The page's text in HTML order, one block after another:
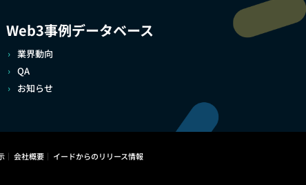
Web3事例データベース
業界動向
QA
お知らせ
会社概要 イードからのリリース情報